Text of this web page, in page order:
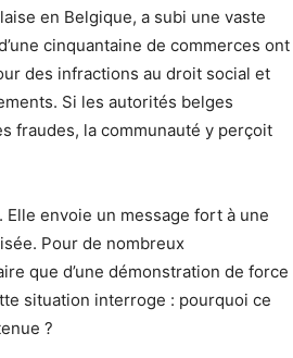
en Belgique, a subi une vaste
cinquantaine de commerces ont
des infractions au droit social et
Si les autorités belges
fraudes, la communauté y perçoit
Elle envoie un message fort à une
Pour de nombreux
que d’une démonstration de force
situation interroge : pourquoi ce
?